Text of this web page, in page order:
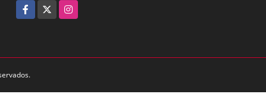
Facebook
Instagram